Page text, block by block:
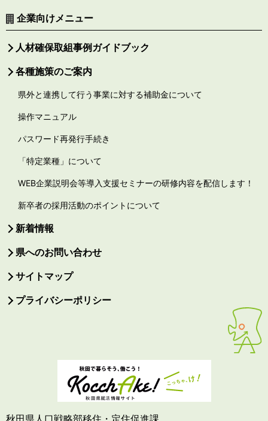
企業向けメニュー
人材確保取組事例ガイドブック
各種施策のご案内
県外と連携して行う事業に対する補助金について
操作マニュアル
パスワード再発行手続き
「特定業種」について
WEB企業説明会等導入支援セミナーの研修内容を配信します！
新卒者の採用活動のポイントについて
新着情報
県へのお問い合わせ
サイトマップ
プライバシーポリシー
秋田県人口戦略部移住・定住促進課